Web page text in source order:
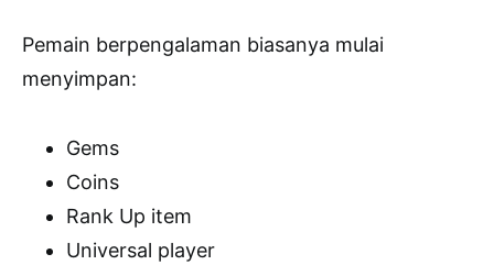
Pemain berpengalaman biasanya mulai
menyimpan:
Gems
Coins
Rank Up item
Universal player